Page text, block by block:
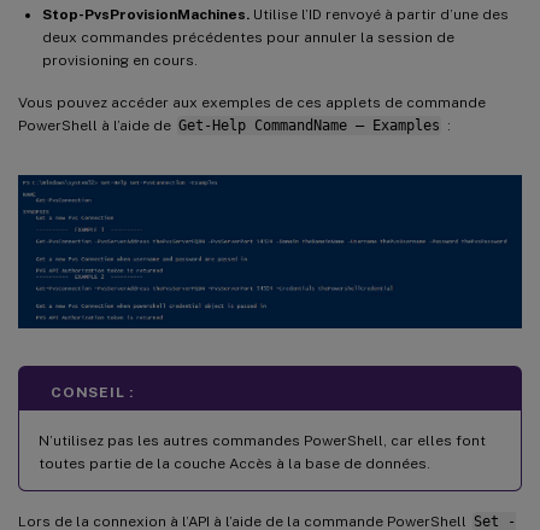
Stop-PvsProvisionMachines. Utilise l’ID renvoyé à partir d’une des
deux commandes précédentes pour annuler la session de
provisioning en cours.
Vous pouvez accéder aux exemples de ces applets de commande
PowerShell à l’aide de Get-Help CommandName – Examples :
CONSEIL :
N’utilisez pas les autres commandes PowerShell, car elles font
toutes partie de la couche Accès à la base de données.
Lors de la connexion à l’API à l’aide de la commande PowerShell Set -